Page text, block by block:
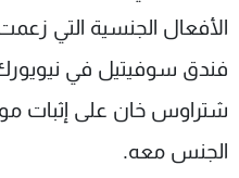
الأفعال الجنسية التي
فندق سوفيتيل في
شتراوس خان على إثبات
الجنس معه.